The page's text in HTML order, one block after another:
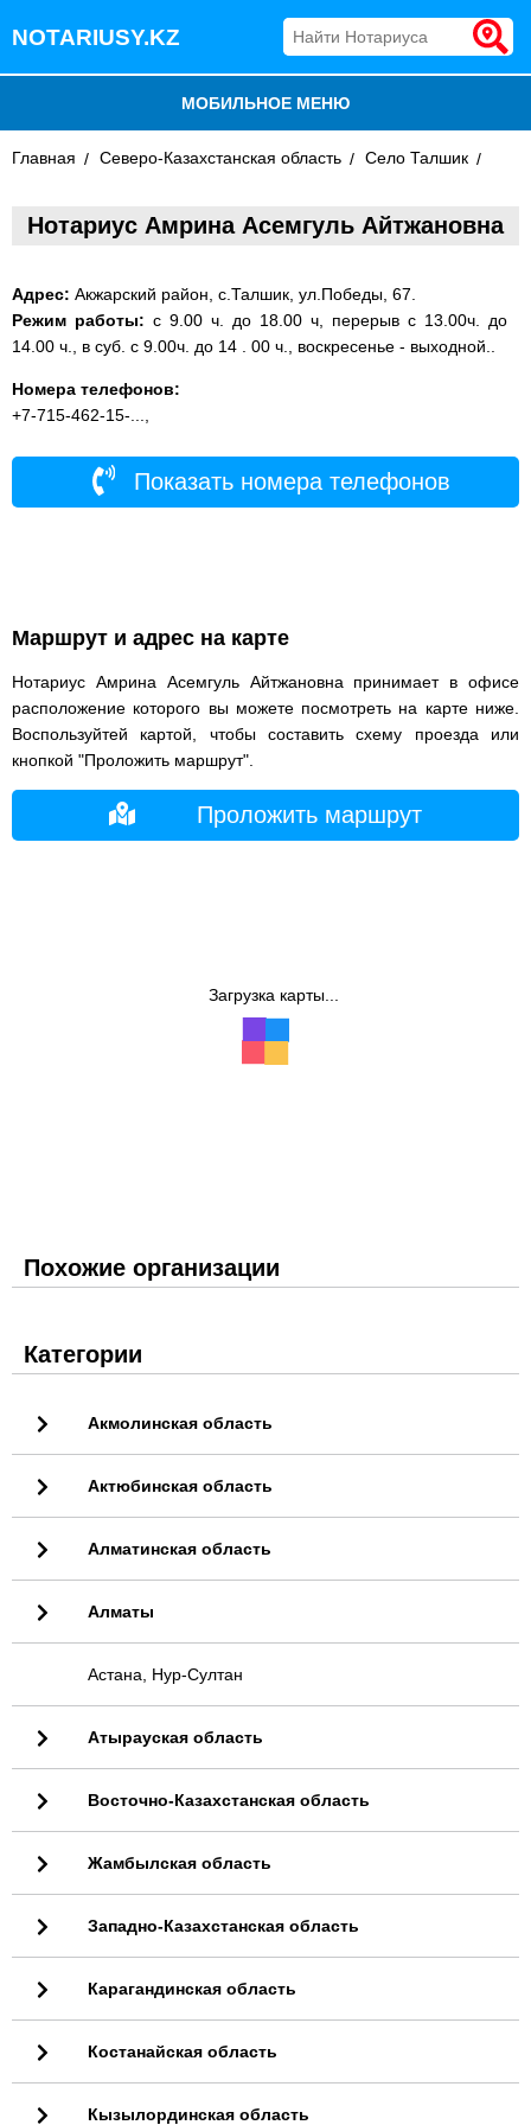
NOTARIUSY.KZ
МОБИЛЬНОЕ МЕНЮ
БЛОГ
ДОБАВИТЬ КОМПАНИЮ
Главная Северо-Казахстанская область Село Талшик
Нотариус Амрина Асемгуль Айтжановна
Адрес: Акжарский район, с.Талшик, ул.Победы, 67.
Режим работы: с 9.00 ч. до 18.00 ч, перерыв с 13.00ч. до
14.00 ч., в суб. с 9.00ч. до 14 . 00 ч., воскресенье - выходной..
Номера телефонов:
+7-715-462-15-...,
Показать номера телефонов
Маршрут и адрес на карте
Нотариус Амрина Асемгуль Айтжановна принимает в офисе
расположение которого вы можете посмотреть на карте ниже.
Воспользуйтей картой, чтобы составить схему проезда или
кнопкой "Проложить маршрут".
Проложить маршрут
Загрузка карты...
Похожие организации
Категории
Акмолинская область
Актюбинская область
Алматинская область
Алматы
Астана, Нур-Султан
Атырауская область
Восточно-Казахстанская область
Жамбылская область
Западно-Казахстанская область
Карагандинская область
Костанайская область
Кызылординская область